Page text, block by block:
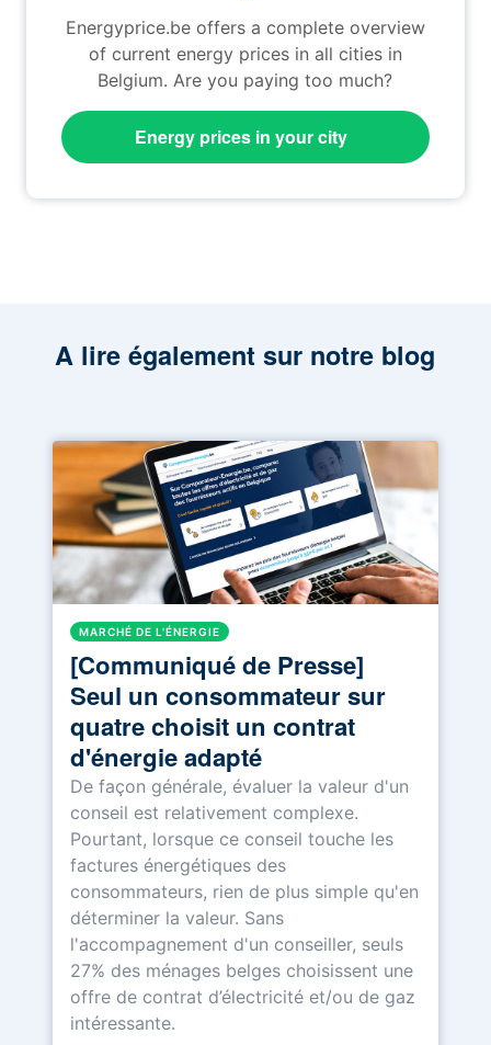
Energyprice.be offers a complete overview
of current energy prices in all cities in
Belgium. Are you paying too much?
Energy prices in your city
A lire également sur notre blog
MARCHÉ DE L'ÉNERGIE
[Communiqué de Presse]
Seul un consommateur sur
quatre choisit un contrat
d'énergie adapté
De façon générale, évaluer la valeur d'un
conseil est relativement complexe.
Pourtant, lorsque ce conseil touche les
factures énergétiques des
consommateurs, rien de plus simple qu'en
déterminer la valeur. Sans
l'accompagnement d'un conseiller, seuls
27% des ménages belges choisissent une
offre de contrat d’électricité et/ou de gaz
intéressante.